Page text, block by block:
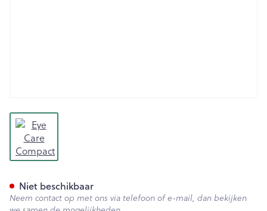
View larger image
Niet beschikbaar
Neem contact op met ons via telefoon of e-mail, dan bekijken